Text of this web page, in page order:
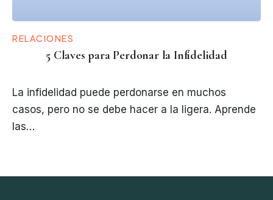
RELACIONES
5 Claves para Perdonar la Infidelidad
La infidelidad puede perdonarse en muchos
casos, pero no se debe hacer a la ligera. Aprende
las…